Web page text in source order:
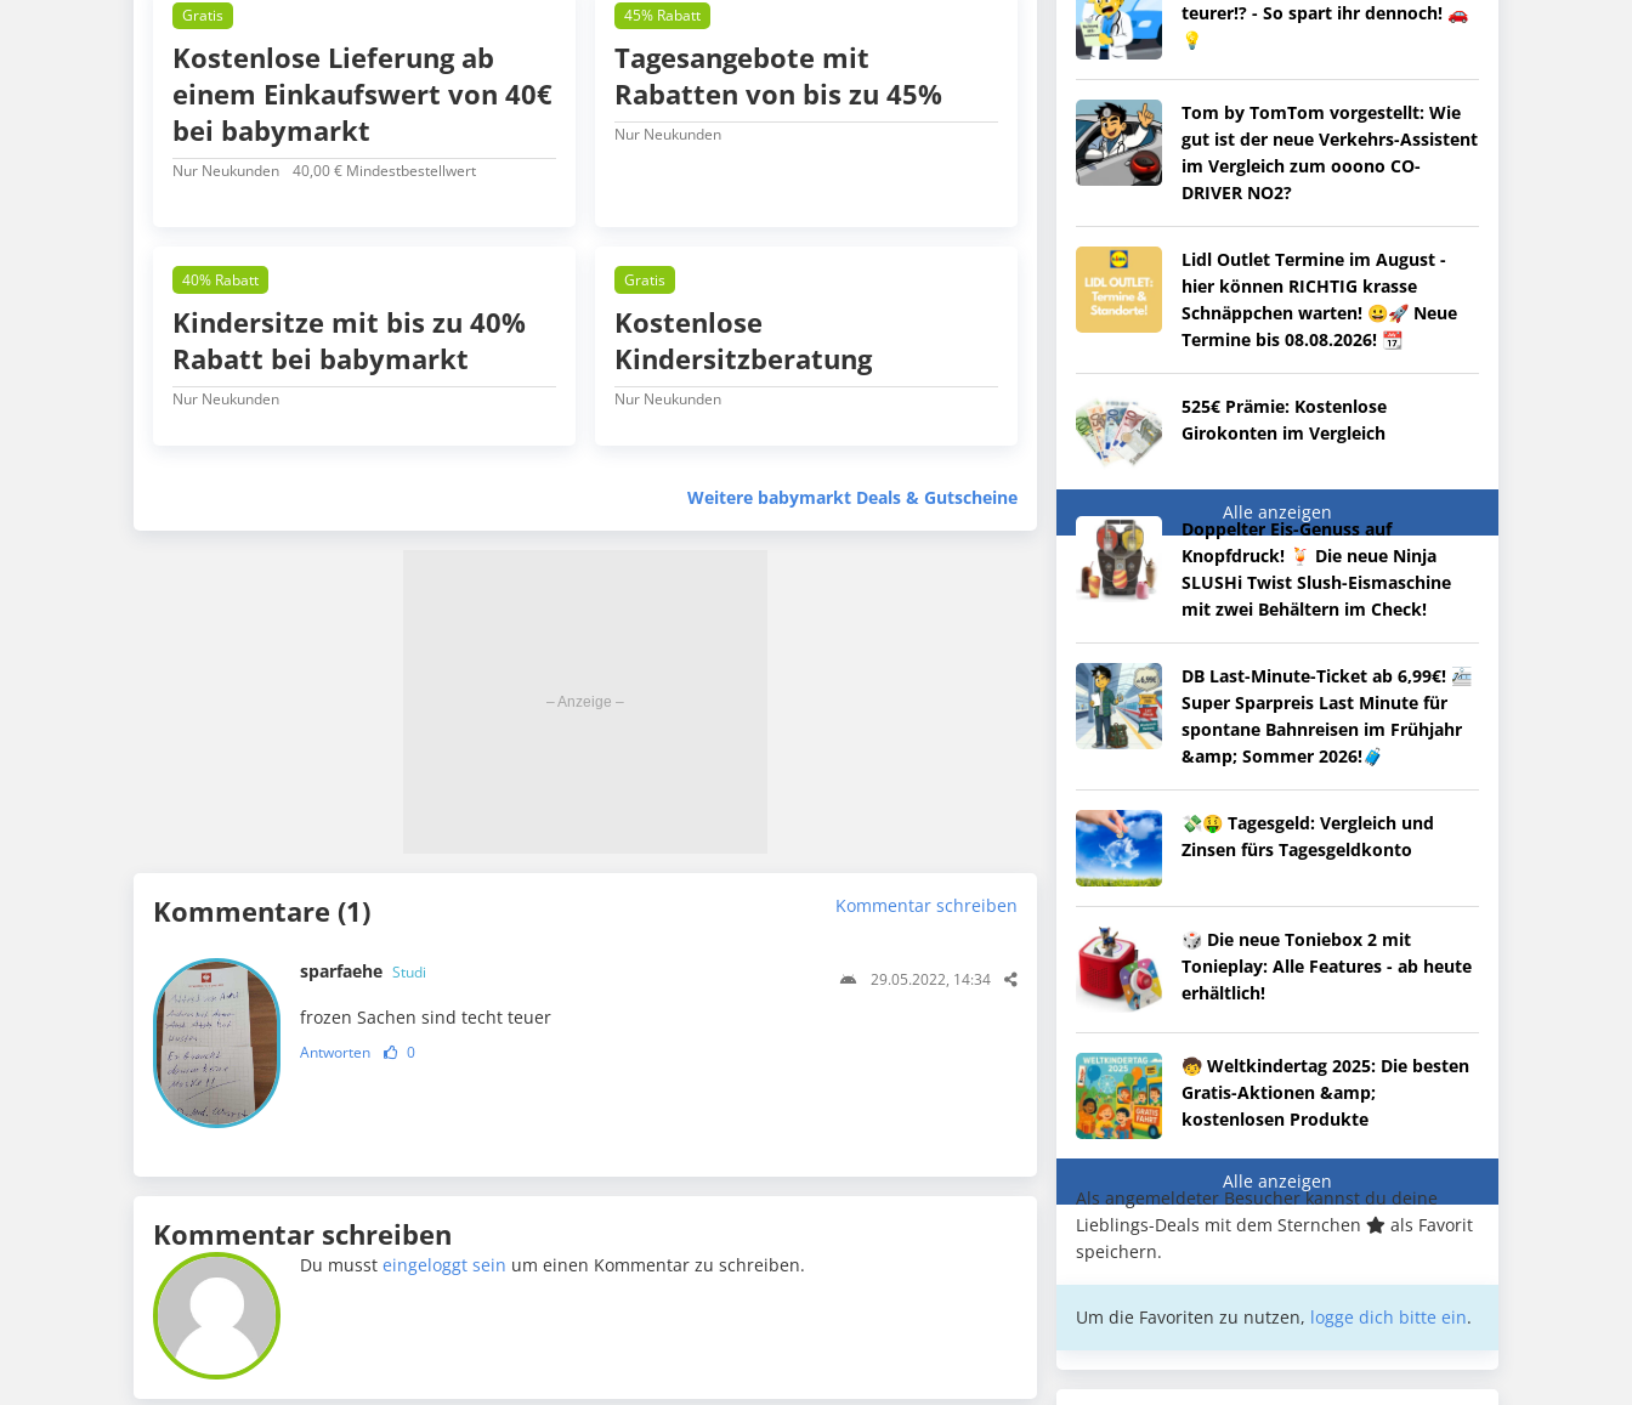
Gratis
Kostenlose Lieferung ab
einem Einkaufswert von 40€
bei babymarkt
Nur Neukunden 40,00 € Mindestbestellwert
45% Rabatt
Tagesangebote mit
Rabatten von bis zu 45%
Nur Neukunden
40% Rabatt
Kindersitze mit bis zu 40%
Rabatt bei babymarkt
Nur Neukunden
Gratis
Kostenlose
Kindersitzberatung
Nur Neukunden
Weitere babymarkt Deals & Gutscheine
Kommentare (1) Kommentar schreiben
sparfaehe Studi 29.05.2022, 14:34
frozen Sachen sind techt teuer
Antworten 0
Kommentar schreiben
Du mussteingeloggt sein um einen Kommentar zu schreiben.
teurer!? - So spart ihr dennoch! 🚗
💡
Tom by TomTom vorgestellt: Wie
gut ist der neue Verkehrs-Assistent
im Vergleich zum ooono CO-
DRIVER NO2?
Lidl Outlet Termine im August -
hier können RICHTIG krasse
Schnäppchen warten! 😀🚀 Neue
Termine bis 08.08.2026! 📆
525€ Prämie: Kostenlose
Girokonten im Vergleich
Alle anzeigen
Doppelter Eis-Genuss auf
Knopfdruck! 🍹 Die neue Ninja
SLUSHi Twist Slush-Eismaschine
mit zwei Behältern im Check!
DB Last-Minute-Ticket ab 6,99€! 🚈
Super Sparpreis Last Minute für
spontane Bahnreisen im Frühjahr
&amp; Sommer 2026!🧳
💸🤑 Tagesgeld: Vergleich und
Zinsen fürs Tagesgeldkonto
🎲 Die neue Toniebox 2 mit
Tonieplay: Alle Features - ab heute
erhältlich!
🧒 Weltkindertag 2025: Die besten
Gratis-Aktionen &amp;
kostenlosen Produkte
Alle anzeigen
Als angemeldeter Besucher kannst du deine
Lieblings-Deals mit dem Sternchen
als Favorit
speichern.
Um die Favoriten zu nutzen, logge dich bitte ein.